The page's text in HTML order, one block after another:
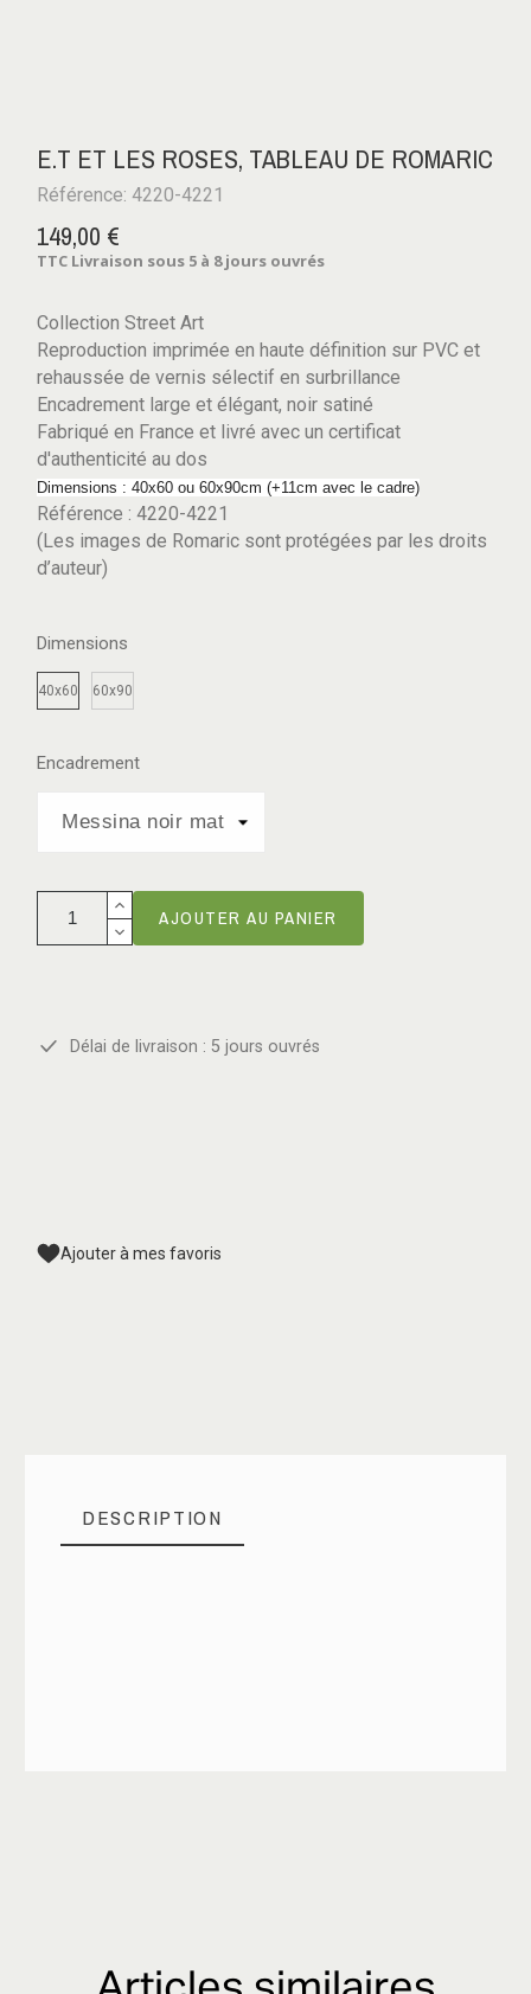
E.T ET LES ROSES, TABLEAU DE ROMARIC
Référence: 4220-4221
149,00 €
TTC Livraison sous 5 à 8 jours ouvrés
Collection Street Art
Reproduction imprimée en haute définition sur PVC et
rehaussée de vernis sélectif en surbrillance
Encadrement large et élégant, noir satiné
Fabriqué en France et livré avec un certificat
d'authenticité au dos
Dimensions : 40x60 ou 60x90cm (+11cm avec le cadre)
Référence : 4220-4221
(Les images de Romaric sont protégées par les droits
d’auteur)
Dimensions
40x60 60x90
Encadrement
AJOUTER AU PANIER
Délai de livraison : 5 jours ouvrés
Ajouter à mes favoris
DESCRIPTION